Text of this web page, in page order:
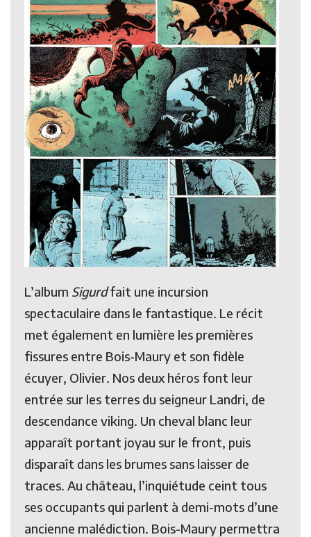
L’album Sigurdfait une incursion
spectaculaire dans le fantastique. Le récit
met également en lumière les premières
fissures entre Bois-Maury et son fidèle
écuyer, Olivier. Nos deux héros font leur
entrée sur les terres du seigneur Landri, de
descendance viking. Un cheval blanc leur
apparaît portant joyau sur le front, puis
disparaît dans les brumes sans laisser de
traces. Au château, l’inquiétude ceint tous
ses occupants qui parlent à demi-mots d’une
ancienne malédiction. Bois-Maury permettra